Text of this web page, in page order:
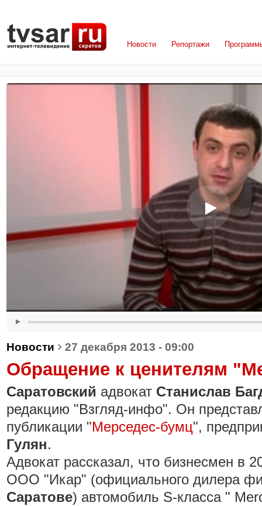
Новости Репортажи
Новости › 27 декабря 2013 - 09:00
Обращение к ценителям
Саратовский адвокат Станислав
редакцию "Взгляд-инфо". Он
публикации "Мерседес-бумц",
Гулян.
Адвокат рассказал, что бизнесмен в
ООО "Икар" (официального дилера
Саратове) автомобиль S-класса "